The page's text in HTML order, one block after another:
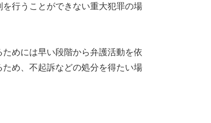
行うことができない重大犯罪の場
めには早い段階から弁護活動を依
め、不起訴などの処分を得たい場